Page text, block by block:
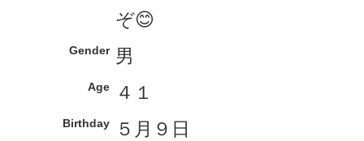
ぞ😊
Gender 男
Age ４１
Birthday ５月９日